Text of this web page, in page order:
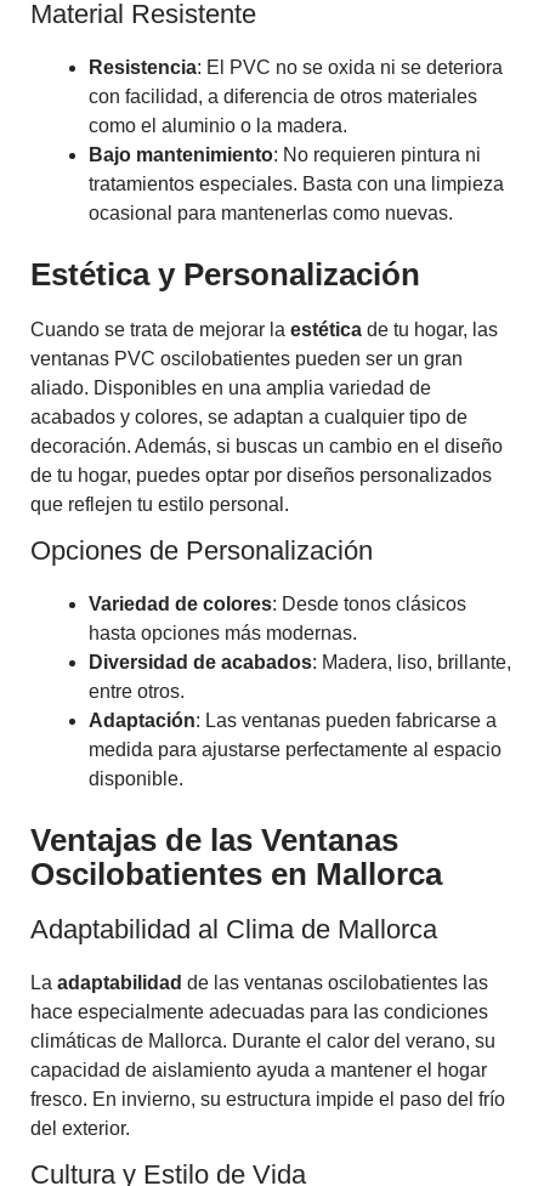
Material Resistente
Resistencia: El PVC no se oxida ni se deteriora
con facilidad, a diferencia de otros materiales
como el aluminio o la madera.
Bajo mantenimiento: No requieren pintura ni
tratamientos especiales. Basta con una limpieza
ocasional para mantenerlas como nuevas.
Estética y Personalización
Cuando se trata de mejorar la estética de tu hogar, las
ventanas PVC oscilobatientes pueden ser un gran
aliado. Disponibles en una amplia variedad de
acabados y colores, se adaptan a cualquier tipo de
decoración. Además, si buscas un cambio en el diseño
de tu hogar, puedes optar por diseños personalizados
que reflejen tu estilo personal.
Opciones de Personalización
Variedad de colores: Desde tonos clásicos
hasta opciones más modernas.
Diversidad de acabados: Madera, liso, brillante,
entre otros.
Adaptación: Las ventanas pueden fabricarse a
medida para ajustarse perfectamente al espacio
disponible.
Ventajas de las Ventanas
Oscilobatientes en Mallorca
Adaptabilidad al Clima de Mallorca
La adaptabilidad de las ventanas oscilobatientes las
hace especialmente adecuadas para las condiciones
climáticas de Mallorca. Durante el calor del verano, su
capacidad de aislamiento ayuda a mantener el hogar
fresco. En invierno, su estructura impide el paso del frío
del exterior.
Cultura y Estilo de Vida